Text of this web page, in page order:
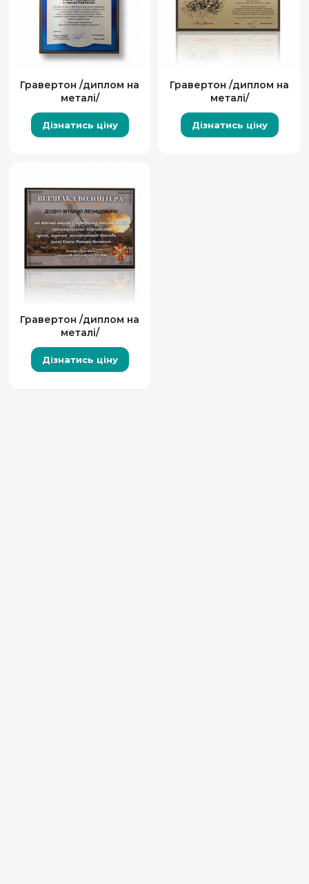
Гравертон /диплом на
металі/
Дізнатись ціну
Гравертон /диплом на
металі/
Дізнатись ціну
Гравертон /диплом на
металі/
Дізнатись ціну